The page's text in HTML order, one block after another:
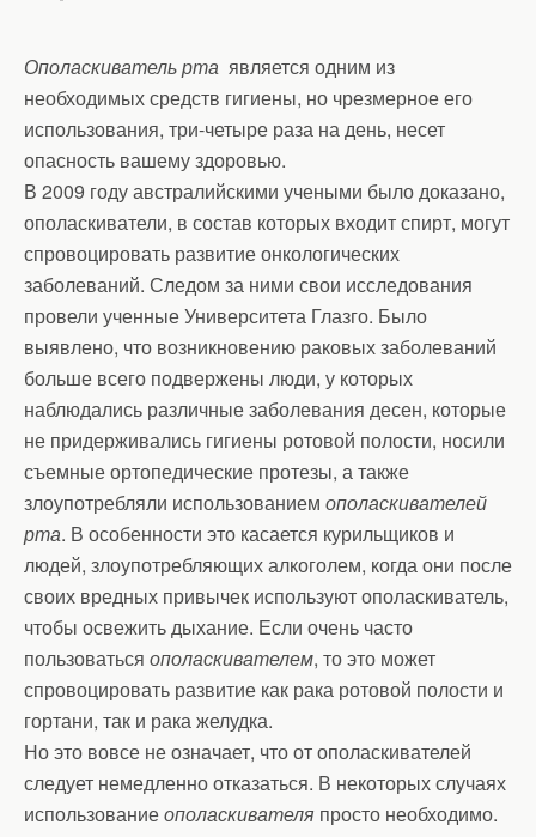
Ополаскиватель рта является одним из
необходимых средств гигиены, но чрезмерное его
использования, три-четыре раза на день, несет
опасность вашему здоровью.
В 2009 году австралийскими учеными было доказано,
ополаскиватели, в состав которых входит спирт, могут
спровоцировать развитие онкологических
заболеваний. Следом за ними свои исследования
провели ученные Университета Глазго. Было
выявлено, что возникновению раковых заболеваний
больше всего подвержены люди, у которых
наблюдались различные заболевания десен, которые
не придерживались гигиены ротовой полости, носили
съемные ортопедические протезы, а также
злоупотребляли использованием ополаскивателей
рта. В особенности это касается курильщиков и
людей, злоупотребляющих алкоголем, когда они после
своих вредных привычек используют ополаскиватель,
чтобы освежить дыхание. Если очень часто
пользоваться ополаскивателем, то это может
спровоцировать развитие как рака ротовой полости и
гортани, так и рака желудка.
Но это вовсе не означает, что от ополаскивателей
следует немедленно отказаться. В некоторых случаях
использованиеополаскивателя просто необходимо.